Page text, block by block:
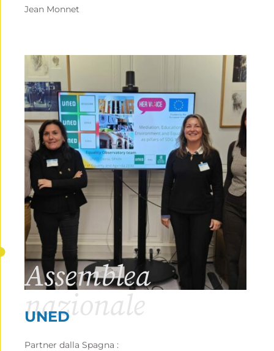
Jean Monnet
UNED
Assemblea
nazionale
Partner dalla Spagna :